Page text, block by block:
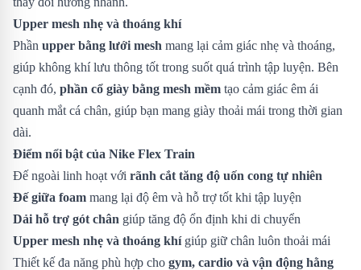
Upper mesh nhẹ và thoáng khí
Phần upper bằng lưới mesh mang lại cảm giác nhẹ và thoáng,
giúp không khí lưu thông tốt trong suốt quá trình tập luyện. Bên
cạnh đó, phần cổ giày bằng mesh mềm tạo cảm giác êm ái
quanh mắt cá chân, giúp bạn mang giày thoải mái trong thời gian
dài.
Điểm nổi bật của Nike Flex Train
Đế ngoài linh hoạt với rãnh cắt tăng độ uốn cong tự nhiên
Đế giữa foam mang lại độ êm và hỗ trợ tốt khi tập luyện
Dải hỗ trợ gót chân giúp tăng độ ổn định khi di chuyển
Upper mesh nhẹ và thoáng khígiúp giữ chân luôn thoải mái
Thiết kế đa năng phù hợp cho gym, cardio và vận động hằng